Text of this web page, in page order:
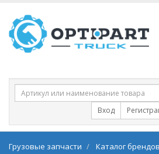
Вход
Грузовые запчасти Каталог брендов